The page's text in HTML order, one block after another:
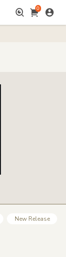
0
New Release